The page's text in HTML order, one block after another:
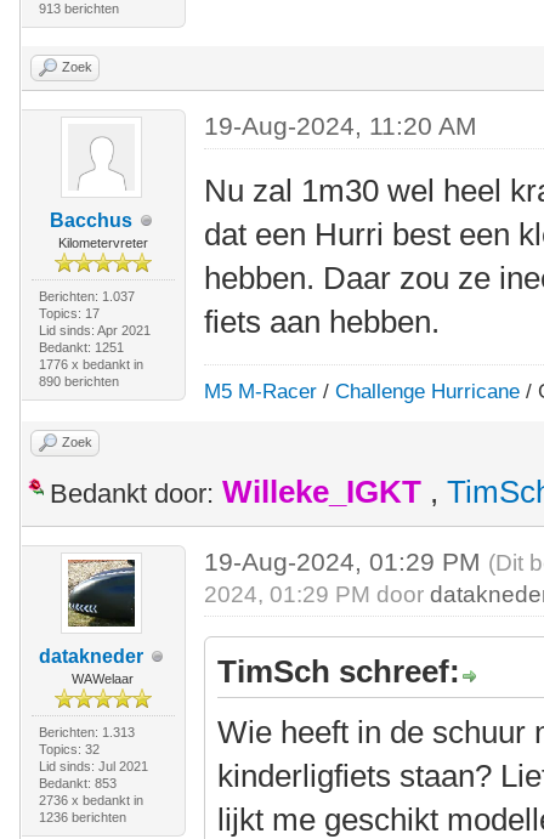
913 berichten
Zoek
Bacchus
Kilometervreter
Berichten: 1.037
Topics: 17
Lid sinds: Apr 2021
Bedankt: 1251
1776 x bedankt in
890 berichten
19-Aug-2024, 11:20 AM
Nu zal 1m30 wel heel
dat een Hurri best een
hebben. Daar zou ze
fiets aan hebben.
M5 M-Racer /Challenge Hurricane /
Zoek
Bedankt door: Willeke_IGKT ,
datakneder
WAWelaar
Berichten: 1.313
Topics: 32
Lid sinds: Jul 2021
Bedankt: 853
2736 x bedankt in
1236 berichten
19-Aug-2024, 01:29 PM (Dit
2024, 01:29 PM door
TimSch schreef:
Wie heeft in de schuur
kinderligfiets staan?
lijkt me geschikt